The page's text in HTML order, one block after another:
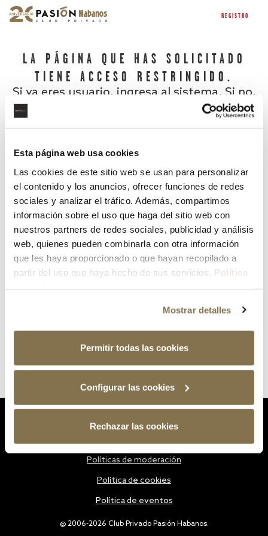
Esta página web usa cookies
Las cookies de este sitio web se usan para personalizar
el contenido y los anuncios, ofrecer funciones de redes
sociales y analizar el tráfico. Además, compartimos
información sobre el uso que haga del sitio web con
nuestros partners de redes sociales, publicidad y análisis
web, quienes pueden combinarla con otra información
que les haya proporcionado o que hayan recopilado a
partir del uso que haya hecho de sus servicios. Política
Mostrar detalles
Permitir todas las cookies
Configurar las cookies
Rechazar las cookies
REGISTRO
LA PÁGINA QUE HAS SOLICITADO
TIENE ACCESO RESTRINGIDO.
Si ya eres usuario, ingresa al sistema. Si no,
¿Has olvidado tu contraseña?
@ 2006-2026 Club Privado Pasión Habanos.
Políticas de moderación
Política de cookies
Política de eventos